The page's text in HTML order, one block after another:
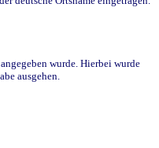
wurde. Hierbei wurde
ausgehen.